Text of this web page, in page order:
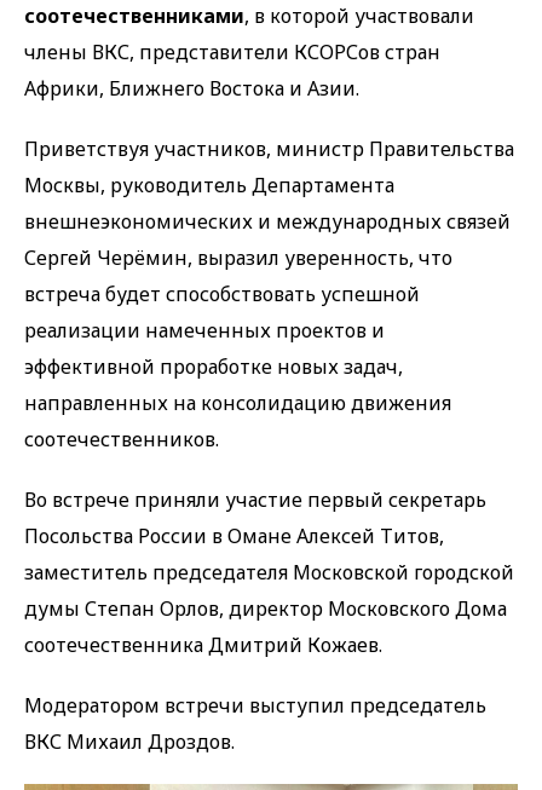
соотечественниками, в которой участвовали
члены ВКС, представители КСОРСов стран
Африки, Ближнего Востока и Азии.
Приветствуя участников, министр Правительства
Москвы, руководитель Департамента
внешнеэкономических и международных связей
Сергей Черёмин, выразил уверенность, что
встреча будет способствовать успешной
реализации намеченных проектов и
эффективной проработке новых задач,
направленных на консолидацию движения
соотечественников.
Во встрече приняли участие первый секретарь
Посольства России в Омане Алексей Титов,
заместитель председателя Московской городской
думы Степан Орлов, директор Московского Дома
соотечественника Дмитрий Кожаев.
Модератором встречи выступил председатель
ВКС Михаил Дроздов.